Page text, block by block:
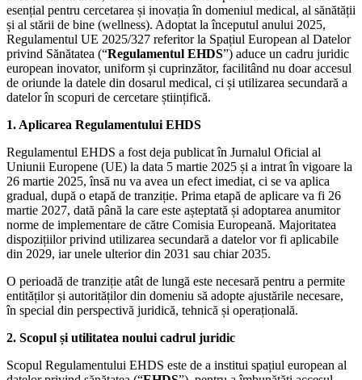
esențial pentru cercetarea și inovația în domeniul medical, al sănătății
și al stării de bine (wellness). Adoptat la începutul anului 2025,
Regulamentul UE 2025/327 referitor la Spațiul European al Datelor
privind Sănătatea (“Regulamentul EHDS”) aduce un cadru juridic
european inovator, uniform și cuprinzător, facilitând nu doar accesul
de oriunde la datele din dosarul medical, ci și utilizarea secundară a
datelor în scopuri de cercetare științifică.
1. Aplicarea Regulamentului EHDS
Regulamentul EHDS a fost deja publicat în Jurnalul Oficial al
Uniunii Europene (UE) la data 5 martie 2025 și a intrat în vigoare la
26 martie 2025, însă nu va avea un efect imediat, ci se va aplica
gradual, după o etapă de tranziție. Prima etapă de aplicare va fi 26
martie 2027, dată până la care este așteptată și adoptarea anumitor
norme de implementare de către Comisia Europeană. Majoritatea
dispozițiilor privind utilizarea secundară a datelor vor fi aplicabile
din 2029, iar unele ulterior din 2031 sau chiar 2035.
O perioadă de tranziție atât de lungă este necesară pentru a permite
entităților și autorităților din domeniu să adopte ajustările necesare,
în special din perspectivă juridică, tehnică și operațională.
2. Scopul și utilitatea noului cadrul juridic
Scopul Regulamentului EHDS este de a institui spațiul european al